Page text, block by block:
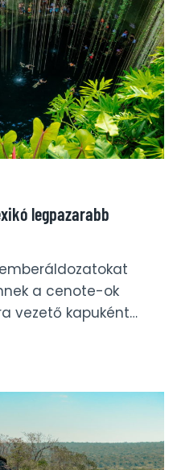
legpazarabb
a cenote-ok
vezető kapuként…